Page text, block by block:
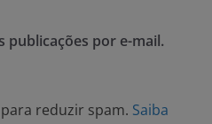
publicações por e-mail.
reduzir spam. Saiba